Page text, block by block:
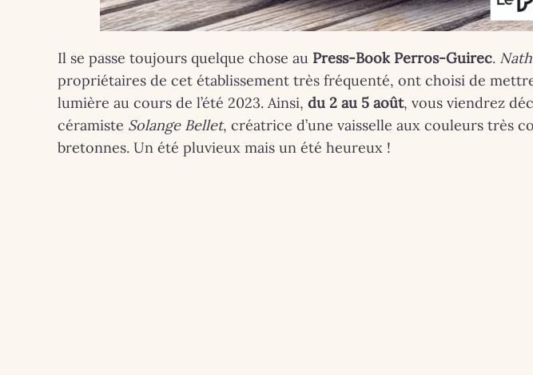
Il se passe toujours quelque chose au Press-Book Perros-Guirec.
propriétaires de cet établissement très fréquenté, ont choisi de
lumière au cours de l’été 2023. Ainsi, du 2 au 5 août, vous viendrez
céramiste Solange Bellet, créatrice d’une vaisselle aux couleurs très
bretonnes. Un été pluvieux mais un été heureux !